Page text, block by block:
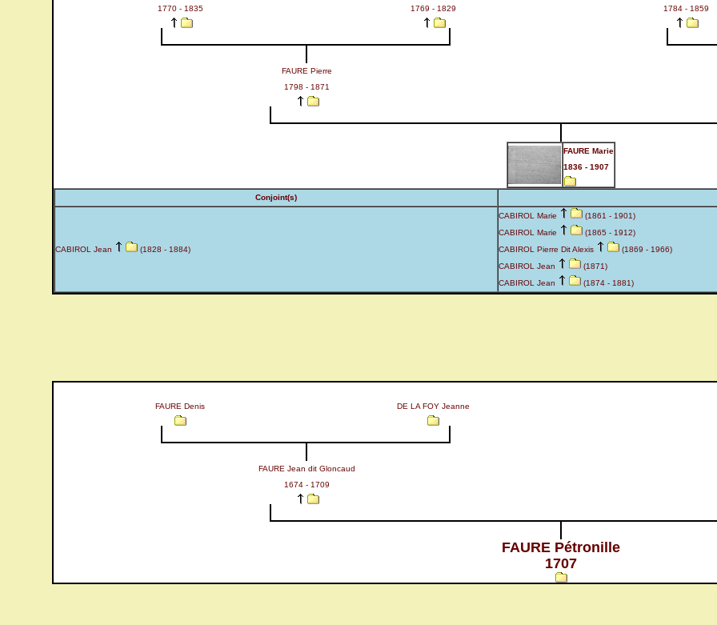
1770 - 1835
1769 - 1829
1784 - 1859
FAURE Pierre
1798 - 1871
FAURE Marie
1836 - 1907
Conjoint(s)
CABIROL Jean (1828 - 1884)
CABIROL Marie
(1861 - 1901)
CABIROL Marie
(1865 - 1912)
CABIROL Pierre Dit Alexis
(1869 - 1966)
CABIROL Jean
(1871)
CABIROL Jean
(1874 - 1881)
FAURE Denis DE LA FOY Jeanne
FAURE Jean dit Gloncaud
1674 - 1709
FAURE Pétronille
1707